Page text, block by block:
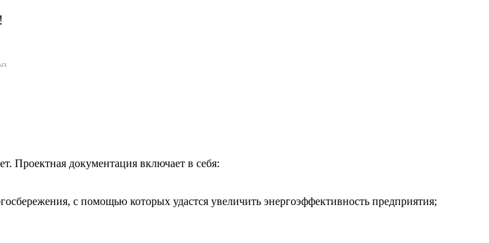
Проектная документация включает в себя:
с помощью которых удастся увеличить энергоэффективность предприятия;